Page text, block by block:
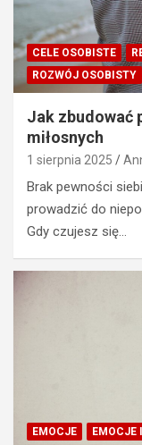
CELE OSOBISTE
ROZWÓJ OSOBISTY
Jak zbudować
miłosnych
1 sierpnia 2025
Brak pewności
prowadzić do
Gdy czujesz się…
EMOCJE
EMOCJE